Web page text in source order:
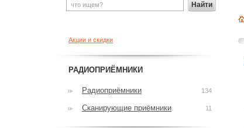
Акции и скидки
РАДИОПРИЁМНИКИ
Радиоприёмники 134
Сканирующие приёмники 11
Найти